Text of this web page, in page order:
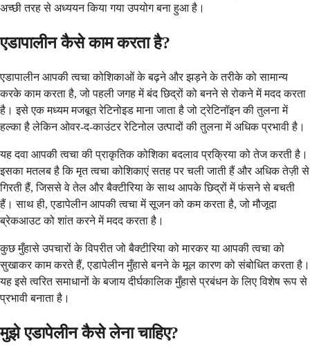
अच्छी तरह से अध्ययन किया गया उपयोग बना हुआ है।
एडापालीन कैसे काम करता है?
एडापालीन आपकी त्वचा कोशिकाओं के बढ़ने और झड़ने के तरीके को सामान्य
करके काम करता है, जो पहली जगह में बंद छिद्रों को बनने से रोकने में मदद करता
है। इसे एक मध्यम मजबूत रेटिनोइड माना जाता है जो ट्रेटिनॉइन की तुलना में
हल्का है लेकिन ओवर-द-काउंटर रेटिनोल उत्पादों की तुलना में अधिक प्रभावी है।
यह दवा आपकी त्वचा की प्राकृतिक कोशिका बदलाव प्रक्रिया को तेज करती है।
इसका मतलब है कि मृत त्वचा कोशिकाएं सतह पर चली जाती हैं और अधिक तेज़ी से
गिरती हैं, जिससे वे तेल और बैक्टीरिया के साथ आपके छिद्रों में फंसने से बचती
हैं। साथ ही, एडापेलीन आपकी त्वचा में सूजन को कम करता है, जो मौजूदा
ब्रेकआउट को शांत करने में मदद करता है।
कुछ मुँहासे उपचारों के विपरीत जो बैक्टीरिया को मारकर या आपकी त्वचा को
सुखाकर काम करते हैं, एडापेलीन मुँहासे बनने के मूल कारण को संबोधित करता है।
यह इसे त्वरित समाधानों के बजाय दीर्घकालिक मुँहासे प्रबंधन के लिए विशेष रूप से
प्रभावी बनाता है।
मुझे एडापेलीन कैसे लेना चाहिए?